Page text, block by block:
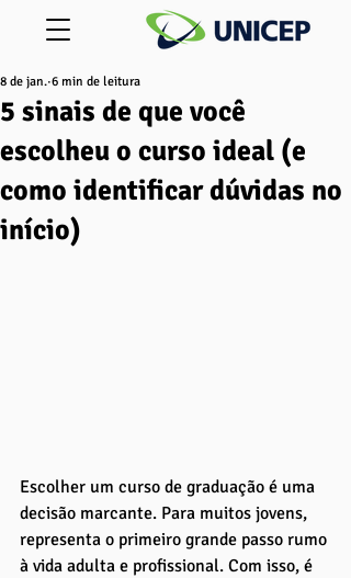
5 sinais de que você
escolheu o curso ideal (e
como identificar dúvidas no
início)
8 de jan. 6 min de leitura
Escolher um curso de graduação é uma
decisão marcante. Para muitos jovens,
representa o primeiro grande passo rumo
à vida adulta e profissional. Com isso, é